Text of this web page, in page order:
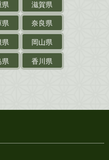
紙物・資料
朝鮮・
料
シ・
県
滋賀県
県
奈良県
県
岡山県
県
香川県